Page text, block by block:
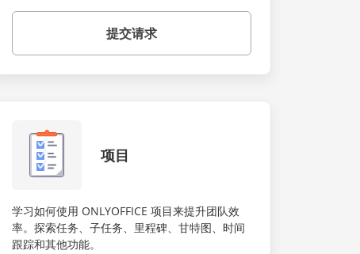
提交请求
项目
学习如何使用 ONLYOFFICE 项目来提升团队效
率。探索任务、子任务、里程碑、甘特图、时间
跟踪和其他功能。